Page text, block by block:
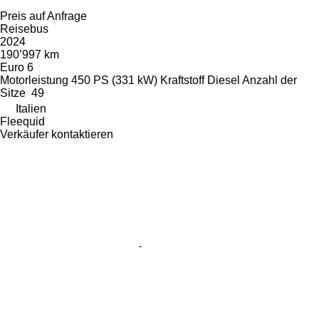
Preis auf Anfrage
Reisebus
2024
190’997 km
Euro 6
Motorleistung 450 PS (331 kW) Kraftstoff Diesel Anzahl der
Sitze 49
Italien
Fleequid
Verkäufer kontaktieren